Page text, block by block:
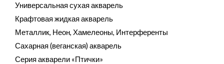
Универсальная сухая акварель
Крафтовая жидкая акварель
Металлик, Неон, Хамелеоны, Интерференты
Сахарная (веганская) акварель
Серия акварели «Птички»